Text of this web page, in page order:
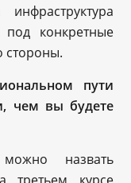
конкретные
стороны.
пути
чем вы будете
назвать